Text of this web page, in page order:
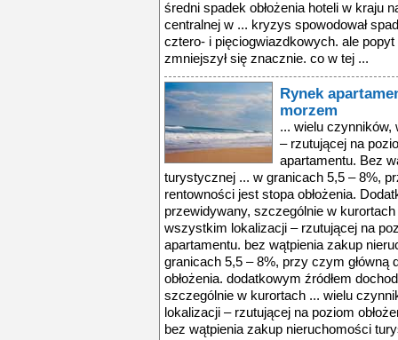
średni spadek obłożenia hoteli w kraju
centralnej w ... kryzys spowodował
cztero- i pięciogwiazdkowych. ale
zmniejszył się znacznie. co w tej ...
Rynek
morzem
... wielu
– rzutującej na
apartamentu. Bez
turystycznej ... w granicach 5,5 – 8%,
rentowności jest stopa obłożenia.
przewidywany, szczególnie w
wszystkim lokalizacji – rzutującej na
apartamentu. bez wątpienia zakup
granicach 5,5 – 8%, przy czym główną
obłożenia. dodatkowym źródłem
szczególnie w kurortach ... wielu
lokalizacji – rzutującej na poziom
bez wątpienia zakup nieruchomości